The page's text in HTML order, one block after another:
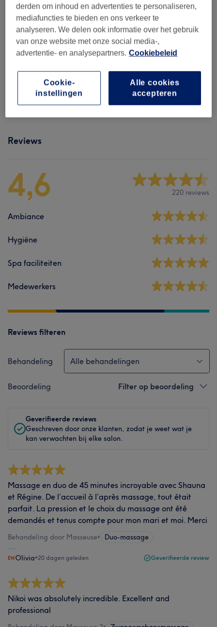
Massages Ciblés ( 7) vanaf €39,20
Soins En Duo APPELER AVANT DE
RESERVER (1)
vanaf €50
Soins Corps Et Amincissement vanaf €25
Abonnements
Reviews
4,6 220 reviews
Ambiance
Hygiëne
Spa faciliteiten
Medewerkers
Reviews filteren
Behandeling Alle behandelingen
Beoordeling Filter op beoordeling
Geverifieerde reviews
Geschreven door onze klanten, zodat je weet wat je
kan verwachten bij elke salon.
Massage en duo de 45 minutes incroyable avec Shauna
et Régine. De l’accueil à l’après massage, tout était
parfait. La pression et le choix du massage ont été
demandés et tenus compte pour mon mari et moi. Merci
Behandeling door Masseuse• Duo-massage
Olivia•20 dagen geleden Geverifieerde review
Nikoi was absolutely incredible. Excellent and
professional
derden om inhoud en advertenties te personaliseren,
mediafuncties te bieden en ons verkeer te
analyseren. We delen ook informatie over het gebruik
van onze website met onze social media-,
advertentie- en analysepartners. Cookiebeleid
Alle cookies
accepteren
Cookie-
instellingen